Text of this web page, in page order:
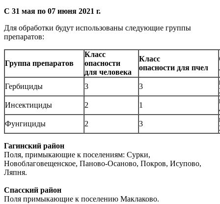
С 31 мая по 07 июня 2021 г.
Для обработки будут использованы следующие группы
препаратов:
Группа препаратов
Класс
опасности
для человека
Класс
опасности для пчел
Гербициды 3 3
Инсектициды
2 1
Фунгициды
2 3
Гагинский район
Поля, примыкающие к поселениям: Сурки,
Новоблаговещенское, Паново-Осаново, Покров, Исупово,
Ляпня.
Спасский район
Поля примыкающие к поселению Маклаково.